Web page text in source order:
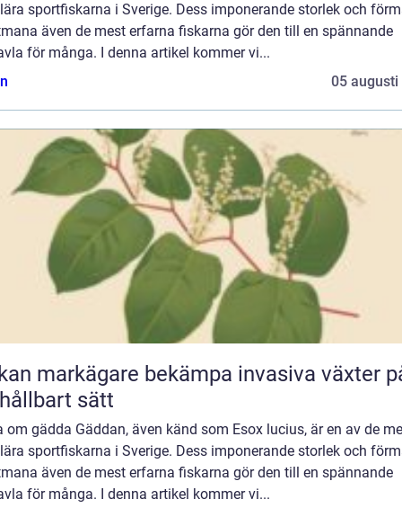
sportfiskarna i Sverige. Dess imponerande storlek och
även de mest erfarna fiskarna gör den till en spännande
för många. I denna artikel kommer vi...
05 augusti
markägare bekämpa invasiva växter
sätt
om gädda Gäddan, även känd som Esox lucius, är en av de
sportfiskarna i Sverige. Dess imponerande storlek och
även de mest erfarna fiskarna gör den till en spännande
för många. I denna artikel kommer vi...